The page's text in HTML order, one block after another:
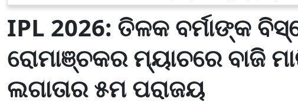
IPL 2026: ତିଳକ ବର୍ମାଙ୍କ
ରୋମାଞ୍ଚକର ମ୍ୟାଚରେ ବାଜି
ଲଗାତାର ୫ମ ପରାଜୟ